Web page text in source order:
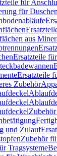
für
für Duschen
aus
Ersatzteile
Ersatzteile
Zubehör
und Zulauf
Zubehör
Tragsysteme